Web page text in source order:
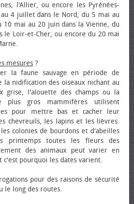
l'Allier, ou encore les Pyrénées-
4 juillet dans le Nord, du 5 mai au
10 mai au 20 juin dans la Vienne, du
le Loir-et-Cher, ou encore du 20 mai
mesures ?
la faune sauvage en période de
la nidification des oiseaux nichant au
grise, l'alouette des champs ou la
plus gros mammifères utilisent
pour mettre bas et cacher leur
chevreuils, les lapins et les lièvres.
colonies de bourdons et d'abeilles
printemps toutes les fleurs des
des animaux peut varier en
c'est pourquoi les dates varient.
pour des raisons de sécurité
le long des routes.